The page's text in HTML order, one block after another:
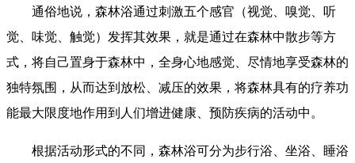
通俗地说，森林浴通过刺激五个感官（视觉、嗅觉、听
觉、味觉、触觉）发挥其效果，就是通过在森林中散步等方
式，将自己置身于森林中，全身心地感觉、尽情地享受森林的
独特氛围，从而达到放松、减压的效果，将森林具有的疗养功
能最大限度地作用到人们增进健康、预防疾病的活动中。
根据活动形式的不同，森林浴可分为步行浴、坐浴、睡浴